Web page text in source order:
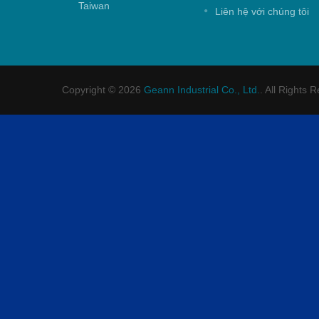
Taiwan
Liên hệ với chúng tôi
Copyright © 2026 Geann Industrial Co., Ltd.. All Rights